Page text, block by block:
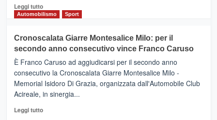
Gusto,
il
tra
sapori
vicoli
medievali
Leggi tuttoLeggi
di
Mondello
(Palermo)
–
“E
adesso
Pasta
–
Sicilia
Automobilismo Sport
Cronoscalata Giarre Montesalice Milo: per il
secondo anno consecutivo vince Franco Caruso
È Franco Caruso ad aggiudicarsi per il secondo anno
consecutivo la Cronoscalata Giarre Montesalice Milo -
Memorial Isidoro Di Grazia, organizzata dall'Automobile Club
Acireale, in sinergia...
Leggi tuttoLeggi